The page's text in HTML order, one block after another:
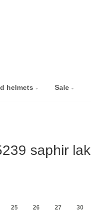
helmets Sale
saphir lak
25 26 27 30